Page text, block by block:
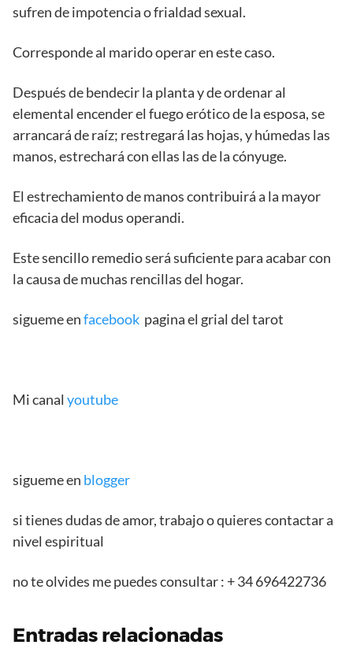
sufren de impotencia o frialdad sexual.
Corresponde al marido operar en este caso.
Después de bendecir la planta y de ordenar al
elemental encender el fuego erótico de la esposa, se
arrancará de raíz; restregará las hojas, y húmedas las
manos, estrechará con ellas las de la cónyuge.
El estrechamiento de manos contribuirá a la mayor
eficacia del modus operandi.
Este sencillo remedio será suficiente para acabar con
la causa de muchas rencillas del hogar.
sigueme enfacebook pagina el grial del tarot
Mi canal youtube
sigueme en blogger
si tienes dudas de amor, trabajo o quieres contactar a
nivel espiritual
no te olvides me puedes consultar : + 34 696422736
Entradas relacionadas